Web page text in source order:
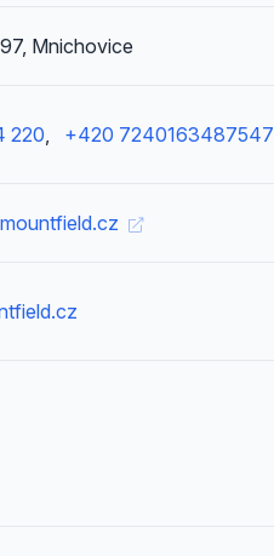
Mnichovice
220, +420